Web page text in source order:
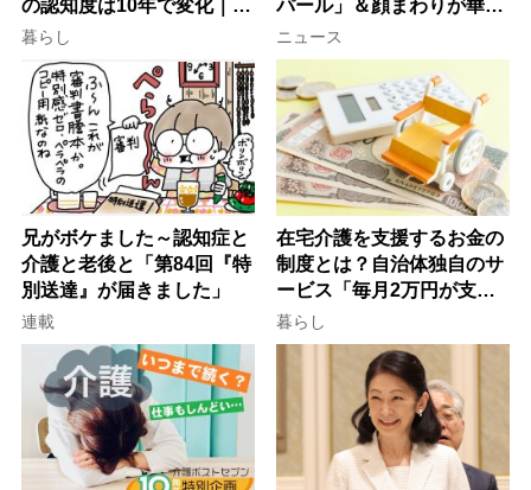
の認知度は10年で変化｜流
行語大賞にノミネート、法
律にも明記されたが果たし
て現在は？
暮らし
パール」＆顔まわりが華や
ぐ「揺れる一粒」の使い分
け方
ニュース
兄がボケました～認知症と
介護と老後と「第84回『特
別送達』が届きました」
連載
在宅介護を支援するお金の
制度とは？自治体独自のサ
ービス「毎月2万円が支給
される」ケースも【FP解
説】
暮らし